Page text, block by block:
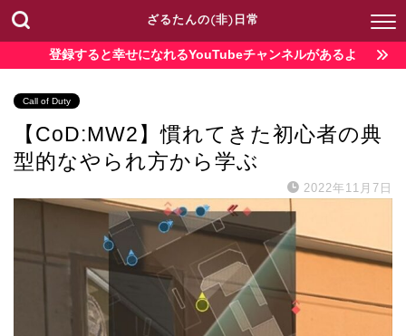
ざるたんの(非)日常
登録すると幸せになれるYouTubeチャンネルがあるよ
Call of Duty
【CoD:MW2】慣れてきた初心者の典
型的なやられ方から学ぶ
2022年11月7日